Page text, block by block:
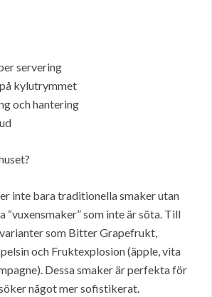
servering
kylutrymmet
och hantering
inte bara traditionella smaker utan
“vuxensmaker” som inte är söta. Till
som Bitter Grapefrukt,
och Fruktexplosion (äpple, vita
Dessa smaker är perfekta för
något mer sofistikerat.